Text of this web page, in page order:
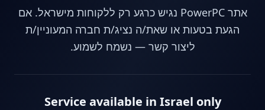
אתר PowerPC נגיש כרגע רק ללקוחות מישראל. אם
הגעת בטעות או שאת/ה נציג/ת חברה המעוניין/ת
ליצור קשר — נשמח לשמוע.
Service available in Israel only